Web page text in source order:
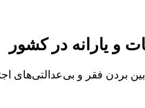
و یارانه در کشور
بردن فقر و بی‌عدالتی‌های